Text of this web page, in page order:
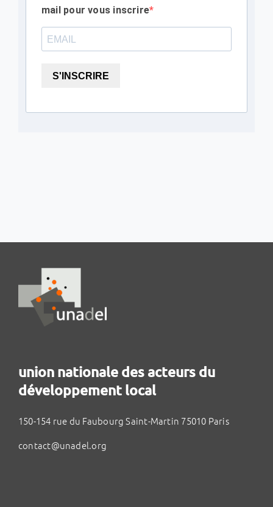
mail pour vous inscrire
S'INSCRIRE
union nationale des acteurs du
développement local
150-154 rue du Faubourg Saint-Martin 75010 Paris
contact@unadel.org